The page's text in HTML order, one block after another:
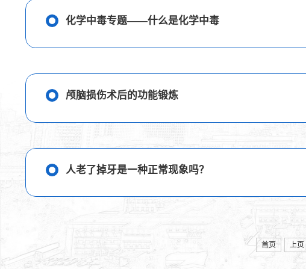
化学中毒专题——什么是化学中毒
颅脑损伤术后的功能锻炼
人老了掉牙是一种正常现象吗？
首页 上页